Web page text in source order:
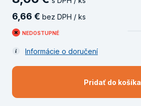
6 66 € bez DPH / ks
NEDOSTUPNÉ
Informácie o doručení
Pridať do košíka